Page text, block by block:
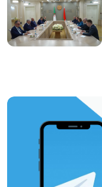
https://t.me/minskctvby